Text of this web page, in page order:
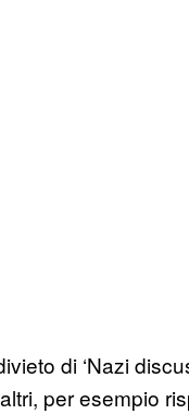
di ‘Nazi
per esempio